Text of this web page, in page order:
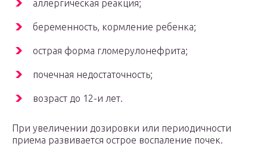
аллергическая реакция;
беременность, кормление ребенка;
острая форма гломерулонефрита;
почечная недостаточность;
возраст до 12-и лет.
При увеличении дозировки или периодичности
приема развивается острое воспаление почек.